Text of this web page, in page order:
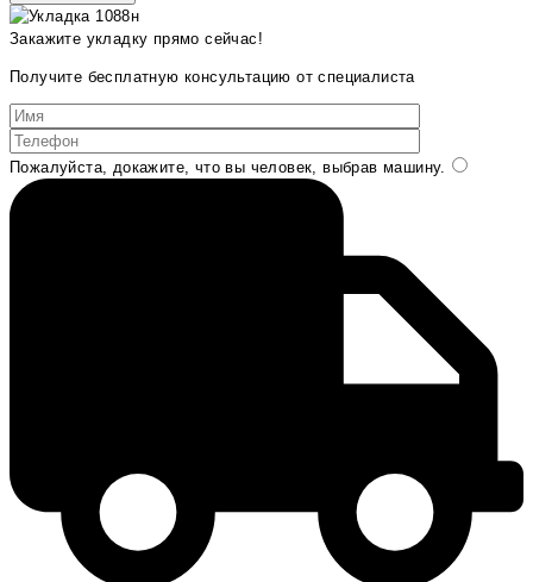
Закажите укладку прямо сейчас!
Получите бесплатную консультацию от специалиста
Пожалуйста, докажите, что вы человек, выбрав машину.